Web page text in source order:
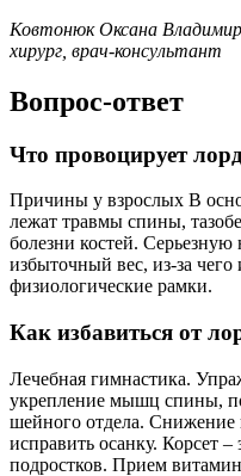
Ковтонюк Оксана
хирург, врач-консультант
Вопрос-ответ
Что провоцирует
Причины у взрослых В
лежат травмы спины,
болезни костей. Серьезную
избыточный вес, из-за
физиологические рамки.
Как избавиться от
Лечебная гимнастика.
укрепление мышц спины,
шейного отдела. Снижение
исправить осанку. Корсет
подростков. Прием